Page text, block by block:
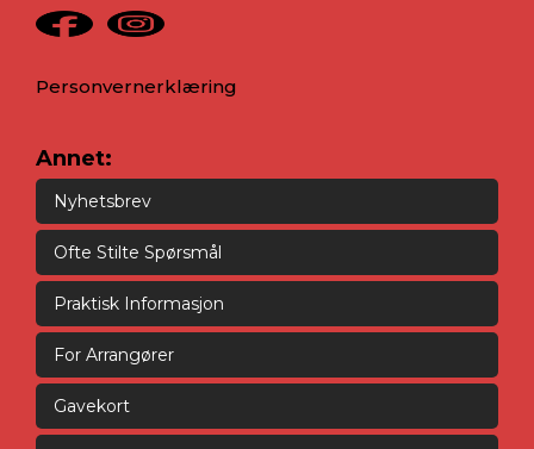
Personvernerklæring
Annet:
Nyhetsbrev
Ofte Stilte Spørsmål
Praktisk Informasjon
For Arrangører
Gavekort